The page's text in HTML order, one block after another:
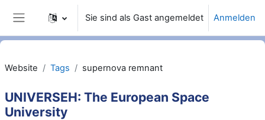
Website-Übersicht
Sie sind als Gast angemeldet Anmelden
Website Tags supernova remnant
UNIVERSEH: The European Space
University